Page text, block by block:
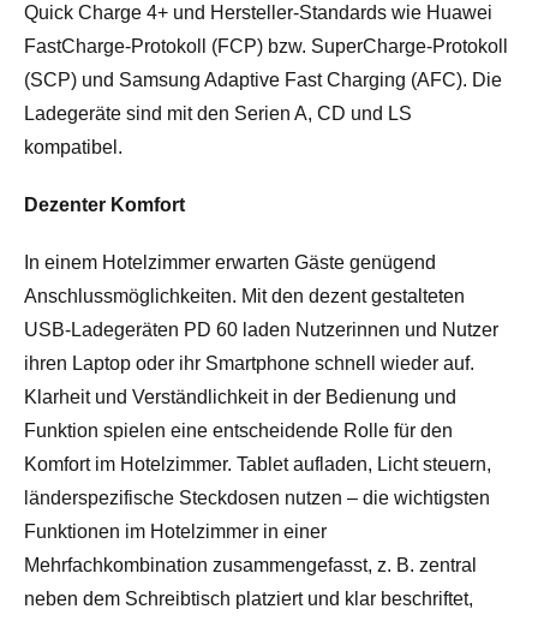
Quick Charge 4+ und Hersteller-Standards wie Huawei
FastCharge-Protokoll (FCP) bzw. SuperCharge-Protokoll
(SCP) und Samsung Adaptive Fast Charging (AFC). Die
Ladegeräte sind mit den Serien A, CD und LS
kompatibel.
Dezenter Komfort
In einem Hotelzimmer erwarten Gäste genügend
Anschlussmöglichkeiten. Mit den dezent gestalteten
USB-Ladegeräten PD 60 laden Nutzerinnen und Nutzer
ihren Laptop oder ihr Smartphone schnell wieder auf.
Klarheit und Verständlichkeit in der Bedienung und
Funktion spielen eine entscheidende Rolle für den
Komfort im Hotelzimmer. Tablet aufladen, Licht steuern,
länderspezifische Steckdosen nutzen – die wichtigsten
Funktionen im Hotelzimmer in einer
Mehrfachkombination zusammengefasst, z. B. zentral
neben dem Schreibtisch platziert und klar beschriftet,